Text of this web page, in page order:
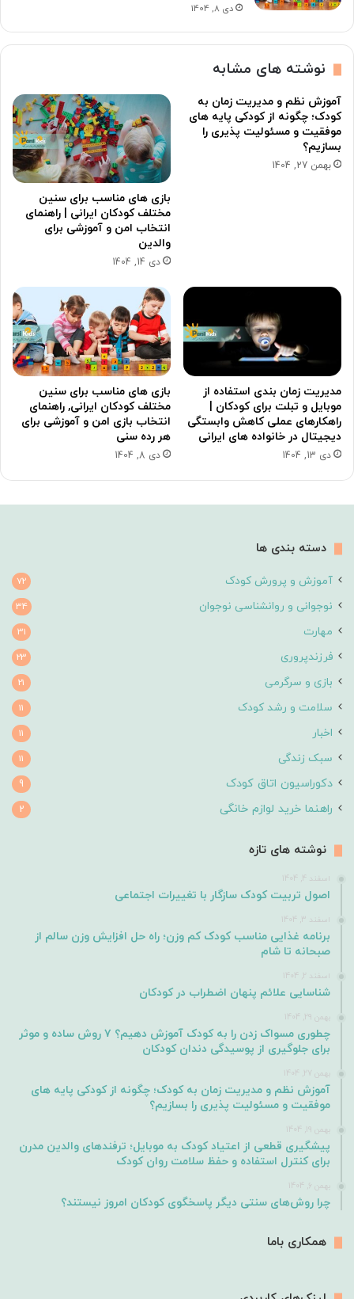
دی 8, 1404
نوشته های مشابه
آموزش نظم و مدیریت زمان به
کودک؛ چگونه از کودکی پایه های
موفقیت و مسئولیت پذیری را
بسازیم؟
بهمن 27, 1404
بازی های مناسب برای سنین
مختلف کودکان ایرانی | راهنمای
انتخاب امن و آموزشی برای
والدین
دی 14, 1404
مدیریت زمان بندی استفاده از
موبایل و تبلت برای کودکان |
راهکارهای عملی کاهش وابستگی
دیجیتال در خانواده های ایرانی
دی 13, 1404
بازی های مناسب برای سنین
مختلف کودکان ایرانی, راهنمای
انتخاب بازی امن و آموزشی برای
هر رده سنی
دی 8, 1404
دسته بندی ها
آموزش و پرورش کودک 72
نوجوانی و روانشناسی نوجوان 34
مهارت 31
فرزندپروری 23
بازی و سرگرمی 21
سلامت و رشد کودک 11
اخبار 11
سبک زندگی 11
دکوراسیون اتاق کودک 9
راهنما خرید لوازم خانگی 2
نوشته های تازه
اسفند 4, 1404
اصول تربیت کودک سازگار با تغییرات اجتماعی
اسفند 3, 1404
برنامه غذایی مناسب کودک کم وزن؛ راه حل افزایش وزن سالم از
صبحانه تا شام
اسفند 2, 1404
شناسایی علائم پنهان اضطراب در کودکان
بهمن 29, 1404
چطوری مسواک زدن را به کودک آموزش دهیم؟ ۷ روش ساده و موثر
برای جلوگیری از پوسیدگی دندان کودکان
بهمن 27, 1404
آموزش نظم و مدیریت زمان به کودک؛ چگونه از کودکی پایه های
موفقیت و مسئولیت پذیری را بسازیم؟
بهمن 19, 1404
پیشگیری قطعی از اعتیاد کودک به موبایل؛ ترفندهای والدین مدرن
برای کنترل استفاده و حفظ سلامت روان کودک
بهمن 6, 1404
چرا روش‌های سنتی دیگر پاسخگوی کودکان امروز نیستند؟
همکاری باما